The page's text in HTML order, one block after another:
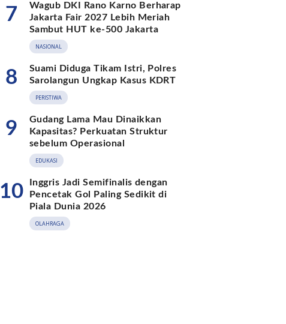
7
Wagub DKI Rano Karno Berharap
Jakarta Fair 2027 Lebih Meriah
Sambut HUT ke-500 Jakarta
NASIONAL
8
Suami Diduga Tikam Istri, Polres
Sarolangun Ungkap Kasus KDRT
PERISTIWA
9
Gudang Lama Mau Dinaikkan
Kapasitas? Perkuatan Struktur
sebelum Operasional
EDUKASI
10
Inggris Jadi Semifinalis dengan
Pencetak Gol Paling Sedikit di
Piala Dunia 2026
OLAHRAGA